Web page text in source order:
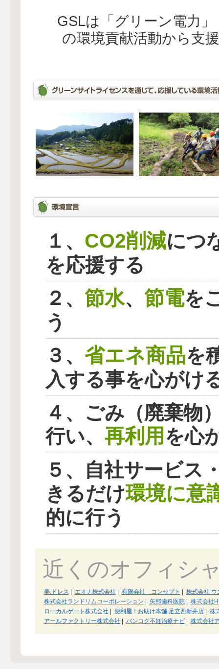
GSLは「グリーン電力
の環境貢献活動から支
１、 CO2削減につ
を応援する
２、 節水、 節電を
う
３、 省エネ商品を
入する事を心がけ
４、ごみ（廃棄物
行い、 再利用を心
５、自社サービス
きるだけ環境に意
的に行う
近くのオフィシ
美.ドレス エオナ株式会社 有限会社 コンセプト
株式会社 ウ
株式会社ランドリムコーポレーション
矢部歯科医院|
株式会社
ローカルゲート株式会社
便利屋！お助け本舗 足立西新井店|
株
アールファクトリー株式会社
バンコク不妊治療ナビ| 株式会社